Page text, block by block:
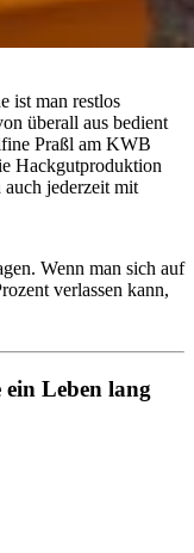
ist man restlos
überall aus bedient
Praßl am KWB
Hackgutproduktion
jederzeit mit
Wenn man sich auf
verlassen kann,
Leben lang